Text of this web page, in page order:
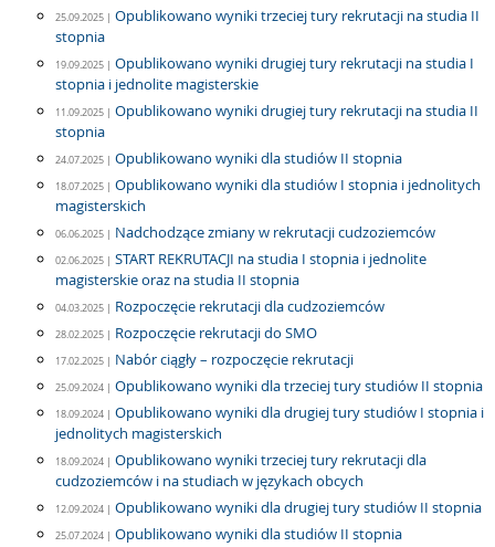
25.09.2025 | Opublikowano wyniki trzeciej tury rekrutacji na studia II
stopnia
19.09.2025 | Opublikowano wyniki drugiej tury rekrutacji na studia I
stopnia i jednolite magisterskie
11.09.2025 | Opublikowano wyniki drugiej tury rekrutacji na studia II
stopnia
24.07.2025 | Opublikowano wyniki dla studiów II stopnia
18.07.2025 | Opublikowano wyniki dla studiów I stopnia i jednolitych
magisterskich
06.06.2025 | Nadchodzące zmiany w rekrutacji cudzoziemców
02.06.2025 | START REKRUTACJI na studia I stopnia i jednolite
magisterskie oraz na studia II stopnia
04.03.2025 | Rozpoczęcie rekrutacji dla cudzoziemców
28.02.2025 | Rozpoczęcie rekrutacji do SMO
17.02.2025 | Nabór ciągły – rozpoczęcie rekrutacji
25.09.2024 | Opublikowano wyniki dla trzeciej tury studiów II stopnia
18.09.2024 | Opublikowano wyniki dla drugiej tury studiów I stopnia i
jednolitych magisterskich
18.09.2024 | Opublikowano wyniki trzeciej tury rekrutacji dla
cudzoziemców i na studiach w językach obcych
12.09.2024 | Opublikowano wyniki dla drugiej tury studiów II stopnia
25.07.2024 | Opublikowano wyniki dla studiów II stopnia